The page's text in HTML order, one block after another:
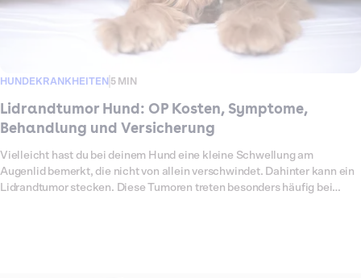
HUNDEKRANKHEITEN 5 MIN
Lidrandtumor Hund: OP Kosten, Symptome,
Behandlung und Versicherung
Vielleicht hast du bei deinem Hund eine kleine Schwellung am
Augenlid bemerkt, die nicht von allein verschwindet. Dahinter kann ein
Lidrandtumor stecken. Diese Tumoren treten besonders häufig bei